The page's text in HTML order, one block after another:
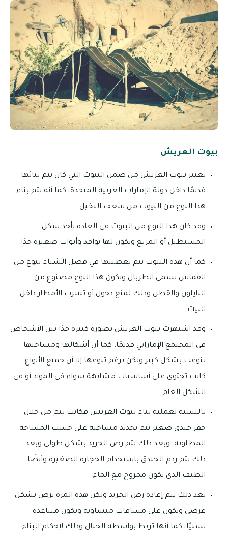
بيوت العريش
تعتبر بيوت العريش من ضمن البيوت التي كان يتم بنائها
قديمًا داخل دولة الإمارات العربية المتحدة، كما أنه يتم بناء
هذا النوع من البيوت من سعف النخيل.
وقد كان هذا النوع من البيوت في العادة يأخذ شكل
المستطيل أو المربع ويكون لها نوافذ وأبواب صغيرة جدًا.
كما أن هذه البيوت يتم تغطيتها في فصل الشتاء بنوع من
القماش يسمى الطربال ويكون هذا النوع مصنوع من
النايلون والقطن وذلك لمنع دخول أو تسرب الأمطار داخل
البيت.
وقد اشتهرت بيوت العريش بصورة كبيرة جدًا بين الأشخاص
في المجتمع الإماراتي قديمًا، كما أن أشكالها ومساحتها
تنوعت بشكل كبير ولكن برغم تنوعها إلا أن جميع الأنواع
كانت تحتوي على أساسيات مشابهة سواء في المواد أو في
الشكل العام.
بالنسبة لعملية بناء بيوت العريش فكانت تتم من خلال
حفر خندق صغير يتم تحديد مساحته على حسب المساحة
المطلوبة، وبعد ذلك يتم رص الجريد بشكل طولي وبعد
ذلك يتم ردم الخندق باستخدام الحجارة الصغيرة وأيضًا
الطيف الذي يكون ممزوج مع الماء.
بعد ذلك يتم إعادة رص الجريد ولكن هذه المرة يرص بشكل
عرضي ويكون على مسافات متساوية وتكون متباعدة
نسبيًا، كما أنها تربط بواسطة الحبال وذلك لإحكام البناء.